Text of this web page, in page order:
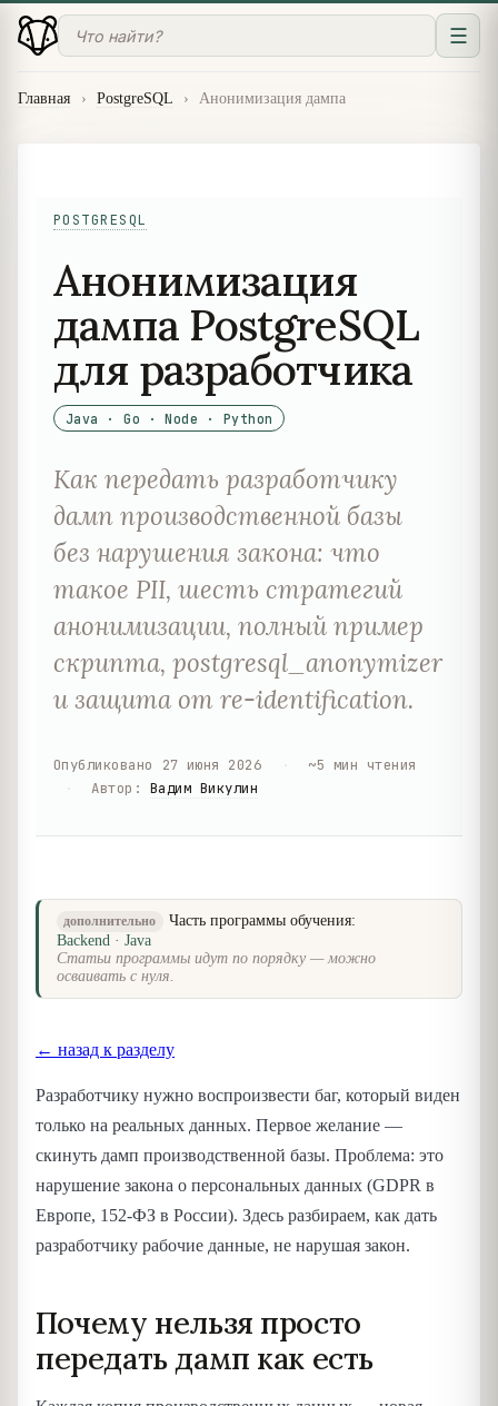
☰
Главная › PostgreSQL › Анонимизация дампа
POSTGRESQL
Анонимизация
дампа PostgreSQL
для разработчика
Java · Go · Node · Python
Как передать разработчику
дамп производственной базы
без нарушения закона: что
такое PII, шесть стратегий
анонимизации, полный пример
скрипта, postgresql_anonymizer
и защита от re-identification.
Опубликовано 27 июня 2026 ~5 мин чтения
Автор : Вадим Викулин
дополнительно
Часть программы обучения:
Backend · Java
Статьи программы идут по порядку — можно
осваивать с нуля.
← назад к разделу
Разработчику нужно воспроизвести баг, который виден
только на реальных данных. Первое желание —
скинуть дамп производственной базы. Проблема: это
нарушение закона о персональных данных (GDPR в
Европе, 152-ФЗ в России). Здесь разбираем, как дать
разработчику рабочие данные, не нарушая закон.
Почему нельзя просто
передать дамп как есть